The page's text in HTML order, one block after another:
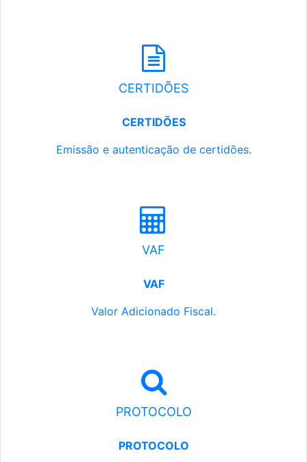
CERTIDÕES
CERTIDÕES
Emissão e autenticação de certidões.
VAF
VAF
Valor Adicionado Fiscal.
PROTOCOLO
PROTOCOLO